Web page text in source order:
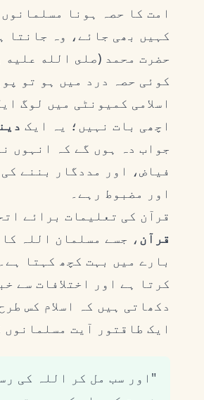
امت کا حصہ ہونا
کہیں بھی جائے، وہ جانتا
حضرت محمد (صلى الله
کوئی حصہ درد میں ہو تو
اسلامی کمیونٹی میں لوگ
اچھی بات نہیں؛ یہ ایک
جواب دہ ہوں گے کہ انہوں
فیاض، اور مددگار بننے
اور مضبوط رہے۔
قرآن کی تعلیمات برائے
قرآن ، جسے مسلمان اللہ
بارے میں بہت کچھ کہتا
کرتا ہے اور اختلافات سے
دکھاتی ہیں کہ اسلام کس
ایک طاقتور آیت
"اور سب مل کر اللہ کی